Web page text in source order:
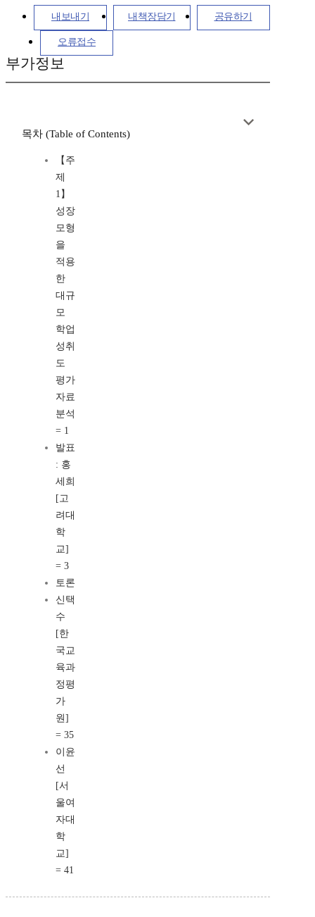
내보내기 내책장담기 공유하기
오류접수
부가정보
목차 (Table of Contents)
【주
제
1】
성장
모형
을
적용
한
대규
모
학업
성취
도
평가
자료
분석
= 1
발표
: 홍
세희
[고
려대
학
교]
= 3
토론
신택
수
[한
국교
육과
정평
가
원]
= 35
이윤
선
[서
울여
자대
학
교]
= 41